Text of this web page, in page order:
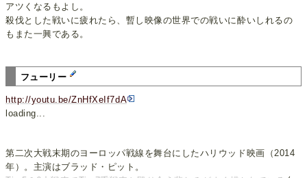
アツくなるもよし。
殺伐とした戦いに疲れたら、暫し映像の世界での戦いに酔いしれるの
もまた一興である。
フューリー
http://youtu.be/ZnHfXeIf7dA
loading...
第二次大戦末期のヨーロッパ戦線を舞台にしたハリウッド映画（2014
年）。主演はブラッド・ピット。